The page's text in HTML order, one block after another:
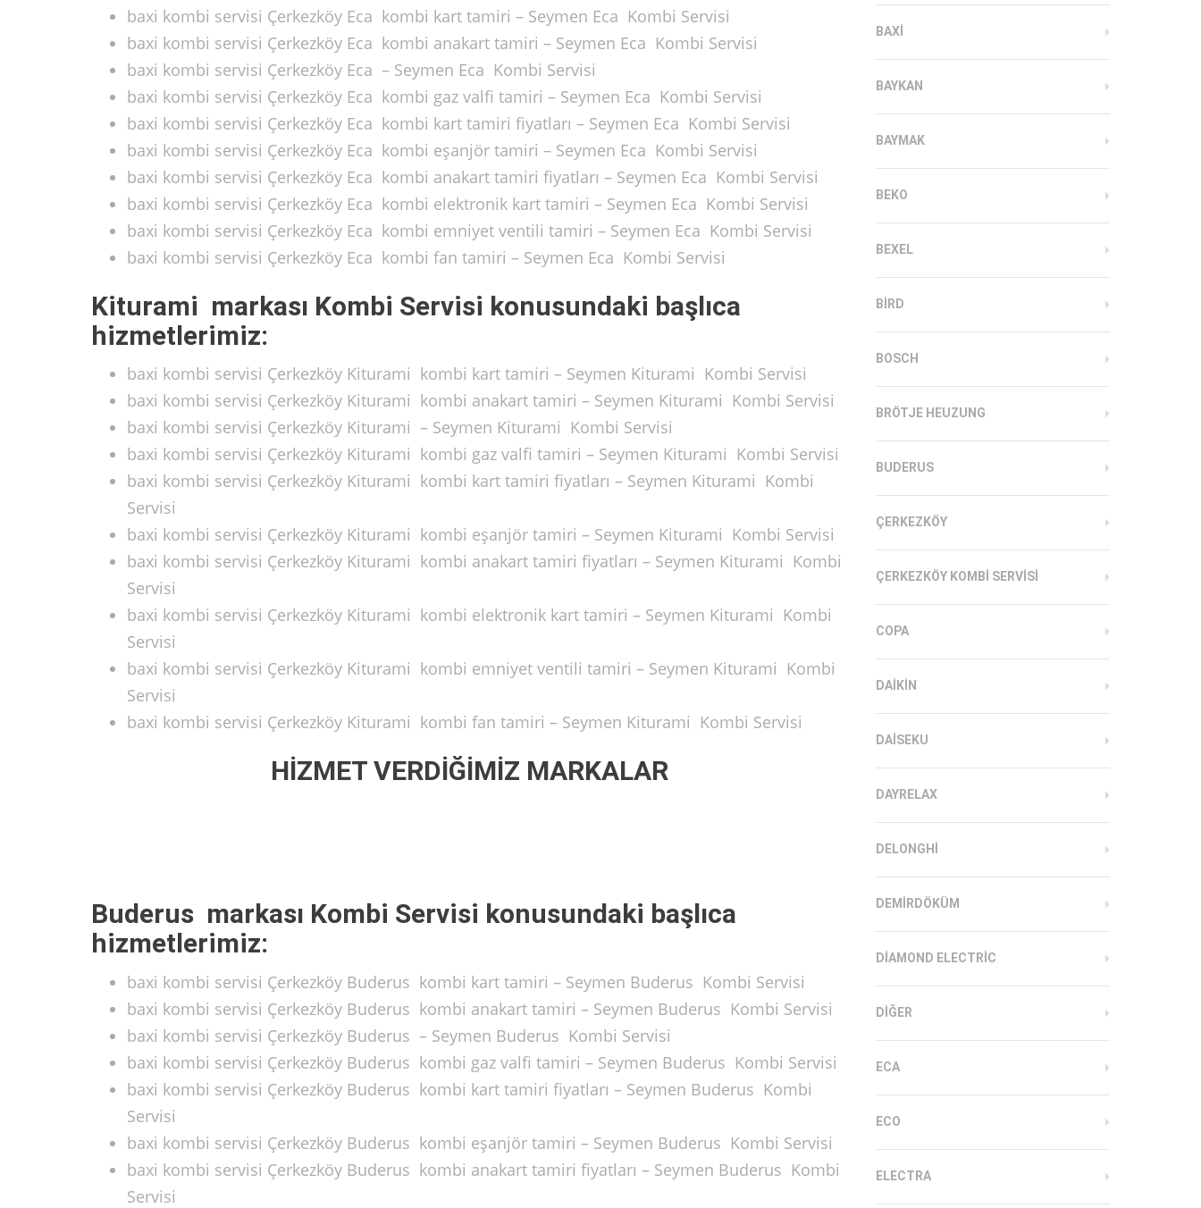
baxi kombi servisi Çerkezköy Eca kombi kart tamiri – Seymen Eca Kombi Servisi
baxi kombi servisi Çerkezköy Eca kombi anakart tamiri – Seymen Eca Kombi Servisi
baxi kombi servisi Çerkezköy Eca – Seymen Eca Kombi Servisi
baxi kombi servisi Çerkezköy Eca kombi gaz valfi tamiri – Seymen Eca Kombi Servisi
baxi kombi servisi Çerkezköy Eca kombi kart tamiri fiyatları – Seymen Eca Kombi Servisi
baxi kombi servisi Çerkezköy Eca kombi eşanjör tamiri – Seymen Eca Kombi Servisi
baxi kombi servisi Çerkezköy Eca kombi anakart tamiri fiyatları – Seymen Eca Kombi Servisi
baxi kombi servisi Çerkezköy Eca kombi elektronik kart tamiri – Seymen Eca Kombi Servisi
baxi kombi servisi Çerkezköy Eca kombi emniyet ventili tamiri – Seymen Eca Kombi Servisi
baxi kombi servisi Çerkezköy Eca kombi fan tamiri – Seymen Eca Kombi Servisi
Kiturami markası Kombi Servisi konusundaki başlıca
hizmetlerimiz:
baxi kombi servisi Çerkezköy Kiturami kombi kart tamiri – Seymen Kiturami Kombi Servisi
baxi kombi servisi Çerkezköy Kiturami kombi anakart tamiri – Seymen Kiturami Kombi Servisi
baxi kombi servisi Çerkezköy Kiturami – Seymen Kiturami Kombi Servisi
baxi kombi servisi Çerkezköy Kiturami kombi gaz valfi tamiri – Seymen Kiturami Kombi Servisi
baxi kombi servisi Çerkezköy Kiturami kombi kart tamiri fiyatları – Seymen Kiturami Kombi
Servisi
baxi kombi servisi Çerkezköy Kiturami kombi eşanjör tamiri – Seymen Kiturami Kombi Servisi
baxi kombi servisi Çerkezköy Kiturami kombi anakart tamiri fiyatları – Seymen Kiturami Kombi
Servisi
baxi kombi servisi Çerkezköy Kiturami kombi elektronik kart tamiri – Seymen Kiturami Kombi
Servisi
baxi kombi servisi Çerkezköy Kiturami kombi emniyet ventili tamiri – Seymen Kiturami Kombi
Servisi
baxi kombi servisi Çerkezköy Kiturami kombi fan tamiri – Seymen Kiturami Kombi Servisi
HİZMET VERDİĞİMİZ MARKALAR
Buderus markası Kombi Servisi konusundaki başlıca
hizmetlerimiz:
baxi kombi servisi Çerkezköy Buderus kombi kart tamiri – Seymen Buderus Kombi Servisi
baxi kombi servisi Çerkezköy Buderus kombi anakart tamiri – Seymen Buderus Kombi Servisi
baxi kombi servisi Çerkezköy Buderus – Seymen Buderus Kombi Servisi
baxi kombi servisi Çerkezköy Buderus kombi gaz valfi tamiri – Seymen Buderus Kombi Servisi
baxi kombi servisi Çerkezköy Buderus kombi kart tamiri fiyatları – Seymen Buderus Kombi
Servisi
baxi kombi servisi Çerkezköy Buderus kombi eşanjör tamiri – Seymen Buderus Kombi Servisi
baxi kombi servisi Çerkezköy Buderus kombi anakart tamiri fiyatları – Seymen Buderus Kombi
Servisi
BAXI
BAYKAN
BAYMAK
BEKO
BEXEL
BIRD
BOSCH
BRÖTJE HEUZUNG
BUDERUS
ÇERKEZKÖY
ÇERKEZKÖY KOMBI SERVISI
COPA
DAIKIN
DAISEKU
DAYRELAX
DELONGHI
DEMIRDÖKÜM
DIAMOND ELECTRIC
DIĞER
ECA
ECO
ELECTRA